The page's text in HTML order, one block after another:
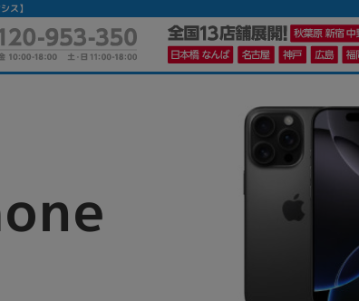
ス】
かんたんパソコン検索に切り替える